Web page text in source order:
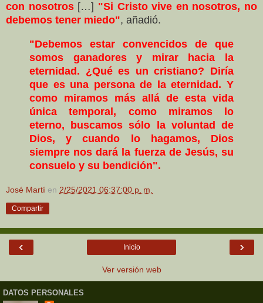
con nosotros[…] "Si Cristo vive en nosotros, no
debemos tener miedo", añadió.
"Debemos estar convencidos de que
somos ganadores y mirar hacia la
eternidad. ¿Qué es un cristiano? Diría
que es una persona de la eternidad. Y
como miramos más allá de esta vida
única temporal, como miramos lo
eterno, buscamos sólo la voluntad de
Dios, y cuando lo hagamos, Dios
siempre nos dará la fuerza de Jesús, su
consuelo y su bendición".
José Martí en 2/25/2021 06:37:00 p. m.
Compartir
‹ ›
Inicio
Ver versión web
DATOS PERSONALES